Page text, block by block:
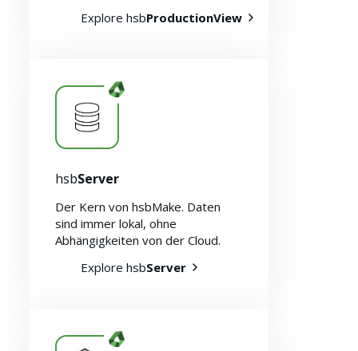
Über uns
Explore hsbProductionView
hsbServer
Der Kern von hsbMake. Daten
sind immer lokal, ohne
Abhängigkeiten von der Cloud.
Explore hsbServer